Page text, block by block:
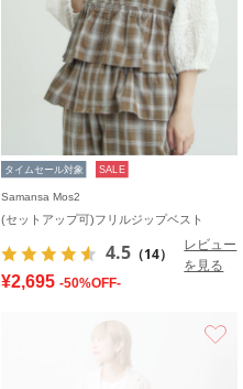
タイムセール対象 SALE
Samansa Mos2
(セットアップ可)フリルジップベスト
4.5 （14）
レビュー
を見る
¥2,695 -50%OFF-